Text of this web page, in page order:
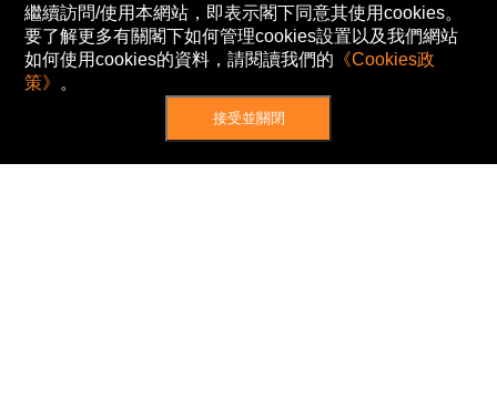
繼續訪問/使用本網站，即表示閣下同意其使用cookies。
要了解更多有關閣下如何管理cookies設置以及我們網站
如何使用cookies的資料，請閱讀我們的 《Cookies政
策》 。
接受並關閉